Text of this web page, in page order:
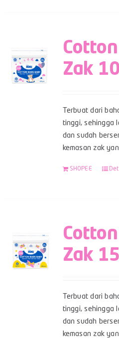
Zak
Terbuat dari
tinggi, sehingga
dan sudah
kemasan zak
SHOPEE
Zak
Terbuat dari
tinggi, sehingga
dan sudah
kemasan zak